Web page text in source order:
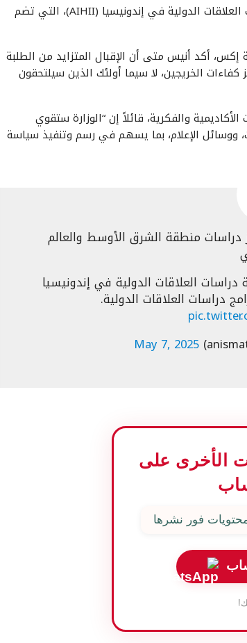
جاء ذلك خلال نقاش عقده يوم الثلاثاء (6/5) مع جمعية دراسات العلاقات الدولية في إندونيسيا (AIHII)، التي تضم
أكد أنيس متى أن الإقبال المتزايد من الطلبة
الخريجين، لا سيما أولئك الذين سيلتحقون
والفكرية، قائلاً إن “الوزارة ستقوي
ووسائل الإعلام، بما يسهم في رسم وتنفيذ سياسة
دراسات منطقة الشرق الأوسط والعالم
ناقشت مع جمعية دراسات العلاقات الدولية في إندونيسيا
May 7, 2025
الأخرى على
فور نشرها